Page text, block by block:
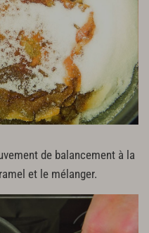
de balancement à la
et le mélanger.